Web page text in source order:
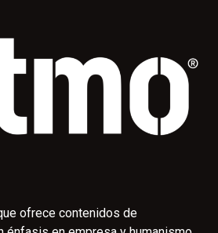
ofrece contenidos de